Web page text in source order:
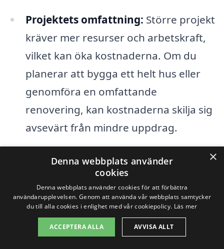
Projektets omfattning: Större projekt
kräver mer resurser och arbetskraft,
vilket kan öka kostnaderna. Om du
planerar att bygga ett helt hus eller
genomföra en omfattande
renovering, kan kostnaderna skilja sig
avsevärt från mindre uppdrag.
de material som används i projektet
spelar en stor roll. Dyrare material kan
leda till högre totalkostnader, men de
kan också påverka hållbarheten och
×
Denna webbplats använder
cookies
Denna webbplats använder cookies för att förbättra
användarupplevelsen. Genom att använda vår webbplats samtycker
du till alla cookies i enlighet med vår cookiepolicy. Läs mer
ACCEPTERA ALLA AVVISA ALLT